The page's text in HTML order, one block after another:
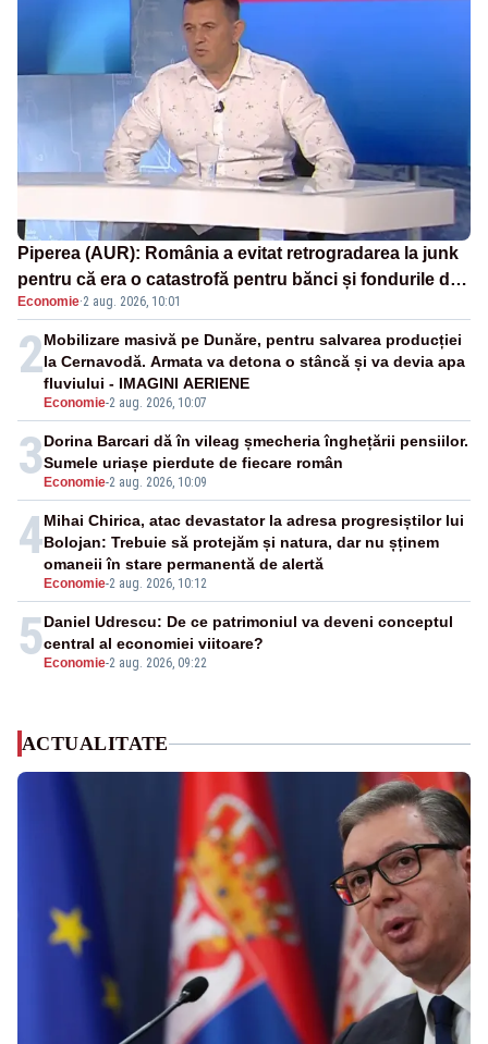
Piperea (AUR): România a evitat retrogradarea la junk
pentru că era o catastrofă pentru bănci și fondurile de
pensii
Economie·2 aug. 2026, 10:01
2
Economie-2 aug. 2026, 10:07
Mobilizare masivă pe Dunăre, pentru salvarea producției
la Cernavodă. Armata va detona o stâncă și va devia apa
fluviului - IMAGINI AERIENE
3 Economie-2 aug. 2026, 10:09
Dorina Barcari dă în vileag șmecheria înghețării pensiilor.
Sumele uriașe pierdute de fiecare român
4
Economie-2 aug. 2026, 10:12
Mihai Chirica, atac devastator la adresa progresiștilor lui
Bolojan: Trebuie să protejăm și natura, dar nu șținem
omaneii în stare permanentă de alertă
5 Economie-2 aug. 2026, 09:22
Daniel Udrescu: De ce patrimoniul va deveni conceptul
central al economiei viitoare?
ACTUALITATE